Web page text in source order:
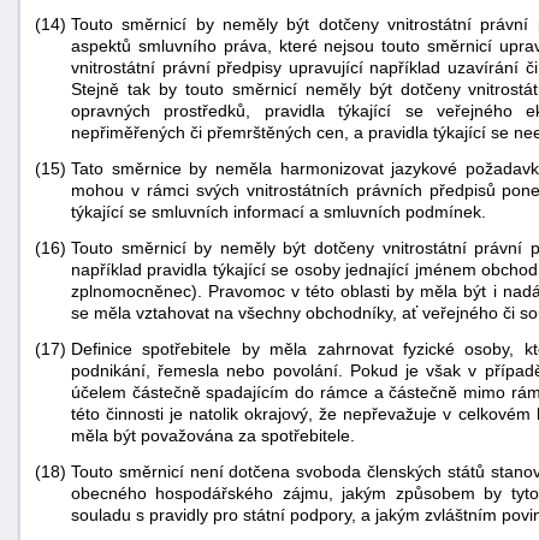
(14) Touto směrnicí by neměly být dotčeny vnitrostátní
aspektů smluvního práva, které nejsou touto směrnicí
vnitrostátní právní předpisy upravující například uzavírání
Stejně tak by touto směrnicí neměly být dotčeny
opravných prostředků, pravidla týkající se veřejného
nepřiměřených či přemrštěných cen, a pravidla týkající se
(15) Tato směrnice by neměla harmonizovat jazykové
mohou v rámci svých vnitrostátních právních předpisů
týkající se smluvních informací a smluvních podmínek.
(16) Touto směrnicí by neměly být dotčeny vnitrostátní právní
například pravidla týkající se osoby jednající jménem
zplnomocněnec). Pravomoc v této oblasti by měla být i
se měla vztahovat na všechny obchodníky, ať veřejného či
(17) Definice spotřebitele by měla zahrnovat fyzické osoby,
podnikání, řemesla nebo povolání. Pokud je však v
účelem částečně spadajícím do rámce a částečně mimo
této činnosti je natolik okrajový, že nepřevažuje v
měla být považována za spotřebitele.
(18) Touto směrnicí není dotčena svoboda členských států
obecného hospodářského zájmu, jakým způsobem by
souladu s pravidly pro státní podpory, a jakým zvláštním